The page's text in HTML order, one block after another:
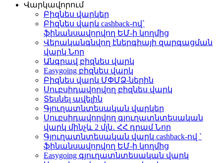
Վարկավորում
Բիզնես վարկեր
Բիզնես վարկ cashback-ով`
ֆինանսավորվող ԵՄ-ի կողմից
Վերականգնվող էներգիայի զարգացման
վարկ Նոր
Անգրավ բիզնես վարկ
Easygoing բիզնես վարկ
Բիզնես վարկ ՄՓՄՁ-ներին
Սուբսիդավորվող բիզնես վարկ
Տեսնել ավելին
Գյուղատնտեսական վարկեր
Սուբսիդավորվող գյուղատնտեսական
վարկ մինչև 2 մլն․ ՀՀ դրամՆոր
Գյուղատնտեսական վարկ cashback-ով `
ֆինանսավորվող ԵՄ-ի կողմից
Easygoing գյուղատնտեսական վարկ